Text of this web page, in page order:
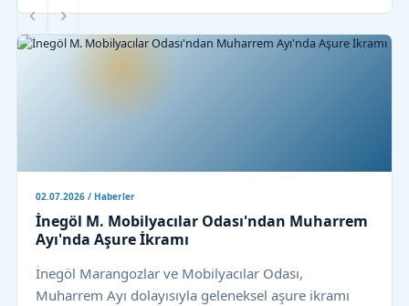
02.07.2026 / Haberler
İnegöl M. Mobilyacılar Odası'ndan Muharrem
Ayı'nda Aşure İkramı
İnegöl Marangozlar ve Mobilyacılar Odası,
Muharrem Ayı dolayısıyla geleneksel aşure ikramı
‹ ›